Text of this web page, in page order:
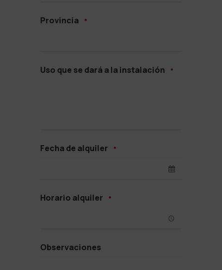
Provincia *
Uso que se dará a la instalación *
Fecha de alquiler *
Horario alquiler *
Observaciones